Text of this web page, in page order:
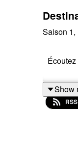
Saison 1,
Show
RSS